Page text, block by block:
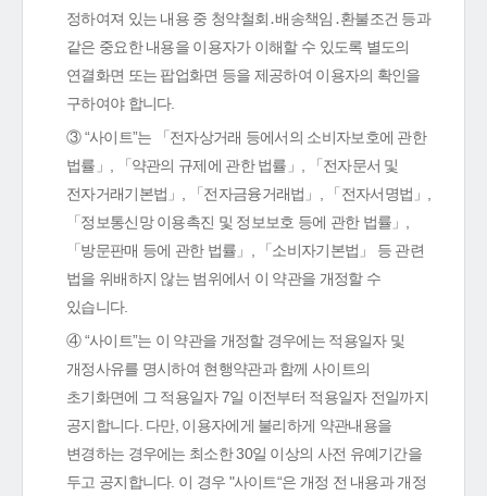
정하여져 있는 내용 중 청약철회․배송책임․환불조건 등과
같은 중요한 내용을 이용자가 이해할 수 있도록 별도의
연결화면 또는 팝업화면 등을 제공하여 이용자의 확인을
구하여야 합니다.
③ “사이트”는 「전자상거래 등에서의 소비자보호에 관한
법률」, 「약관의 규제에 관한 법률」, 「전자문서 및
전자거래기본법」, 「전자금융거래법」, 「전자서명법」,
「정보통신망 이용촉진 및 정보보호 등에 관한 법률」,
「방문판매 등에 관한 법률」, 「소비자기본법」 등 관련
법을 위배하지 않는 범위에서 이 약관을 개정할 수
있습니다.
④ “사이트”는 이 약관을 개정할 경우에는 적용일자 및
개정사유를 명시하여 현행약관과 함께 사이트의
초기화면에 그 적용일자 7일 이전부터 적용일자 전일까지
공지합니다. 다만, 이용자에게 불리하게 약관내용을
변경하는 경우에는 최소한 30일 이상의 사전 유예기간을
두고 공지합니다. 이 경우 "사이트“은 개정 전 내용과 개정